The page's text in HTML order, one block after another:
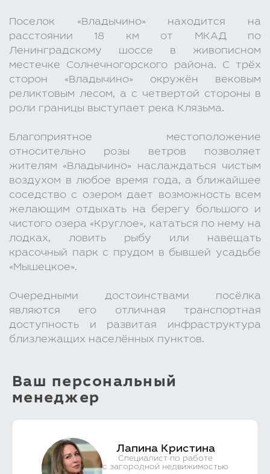
Поселок «Владычино» находится на
расстоянии 18 км от МКАД по
Ленинградскому шоссе в живописном
местечке Солнечногорского района. С трёх
сторон «Владычино» окружён вековым
реликтовым лесом, а с четвертой стороны в
роли границы выступает река Клязьма.
Благоприятное местоположение
относительно розы ветров позволяет
жителям «Владычино» наслаждаться чистым
воздухом в любое время года, а ближайшее
соседство с озером дает возможность всем
желающим отдыхать на берегу большого и
чистого озера «Круглое», кататься по нему на
лодках, ловить рыбу или навещать
красочный парк с прудом в бывшей усадьбе
«Мышецкое».
Очередными достоинствами посёлка
являются его отличная транспортная
доступность и развитая инфраструктура
близлежащих населённых пунктов.
Ваш персональный
менеджер
Лапина Кристина
Специалист по работе
с загородной недвижимостью